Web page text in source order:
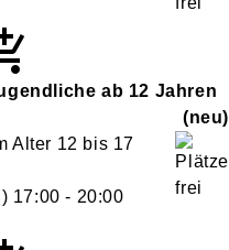
ab 12 Jahren
neu
Alter 12 bis 17
17:00 - 20:00